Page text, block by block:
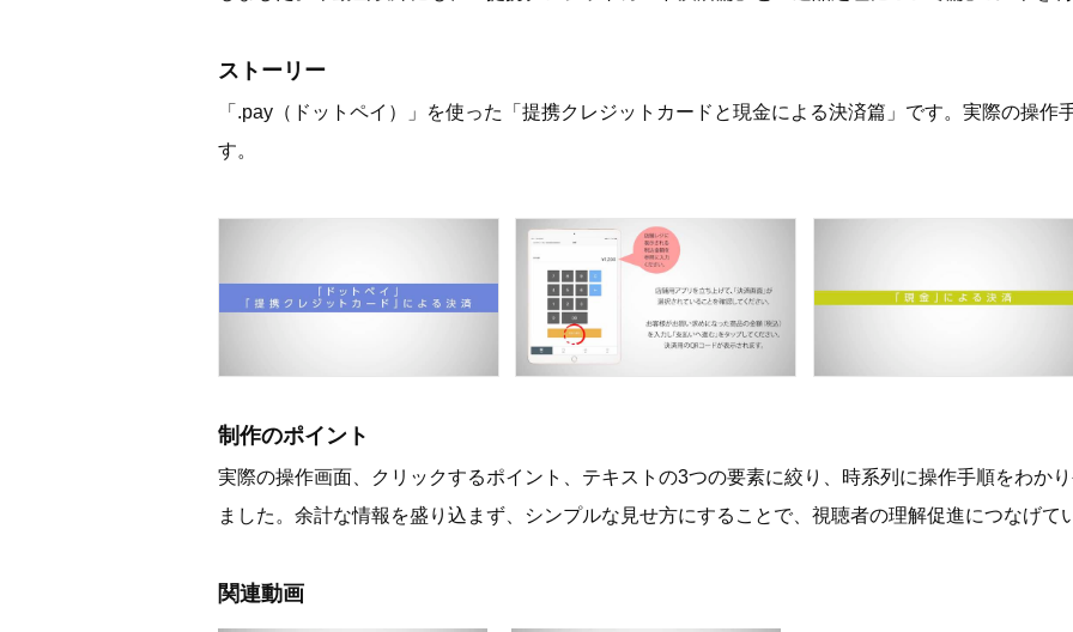
ストーリー
「.pay（ドットペイ）」を使った「提携クレジットカードと現金による決済篇」です。実際の操作
す。
制作のポイント
実際の操作画面、クリックするポイント、テキストの3つの要素に絞り、時系列に操作手順をわか
ました。余計な情報を盛り込まず、シンプルな見せ方にすることで、視聴者の理解促進につなげて
関連動画